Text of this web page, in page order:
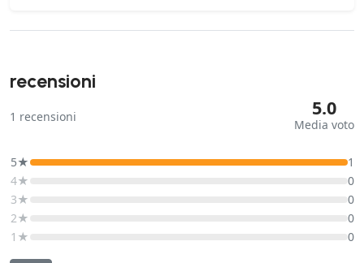
recensioni
1 recensioni 5.0
Media voto
5★
1
4★
0
3★
0
2★
0
1★
0